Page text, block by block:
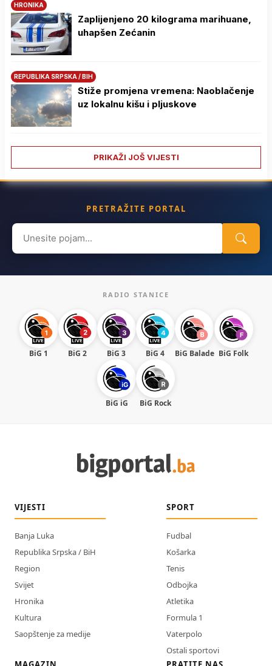
HRONIKA
Zaplijenjeno 20 kilograma marihuane,
uhapšen Zećanin
REPUBLIKA SRPSKA / BIH
Stiže promjena vremena: Naoblačenje
uz lokalnu kišu i pljuskove
PRIKAŽI JOŠ VIJESTI
PRETRAŽITE PORTAL
Search
for:
RADIO STANICE
BiG 1 BiG 2 BiG 3 BiG 4 BiG Balade BiG Folk
BiG iG BiG Rock
VIJESTI
Banja Luka
Republika Srpska / BiH
Region
Svijet
Hronika
Kultura
Saopštenje za medije
SPORT
Fudbal
Košarka
Tenis
Odbojka
Atletika
Formula 1
Vaterpolo
Ostali sportovi